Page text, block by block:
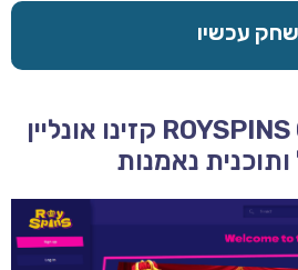
שחק עכשיו
ROYSPINS CASINO – 2026 קזינו אונליין
נאמנות